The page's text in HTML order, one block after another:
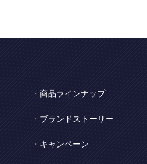
商品ラインナップ
ブランドストーリー
キャンペーン